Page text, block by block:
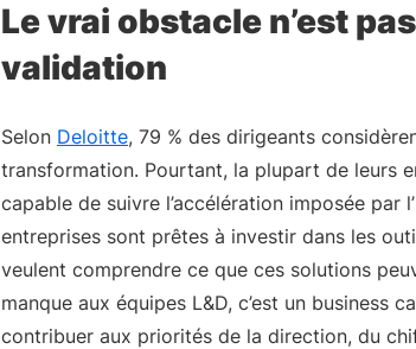
Le vrai obstacle n’est
validation
Selon Deloitte, 79 % des dirigeants
transformation. Pourtant, la plupart de leurs
capable de suivre l’accélération imposée par
entreprises sont prêtes à investir dans les
veulent comprendre ce que ces solutions
manque aux équipes L&D, c’est un business
contribuer aux priorités de la direction, du